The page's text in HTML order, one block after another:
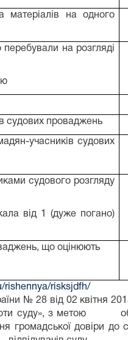
матеріалів на одного
перебували на розгляді
судових проваджень
учасників судових
судового розгляду
від 1 (дуже погано)
що оцінюють
rishennya/risksjdfh/
№ 28 від 02 квітня
суду», з метою
громадської довіри